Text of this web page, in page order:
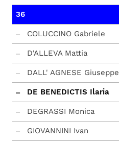
36
COLUCCINO Gabriele
D'ALLEVA Mattia
DALL' AGNESE Giuseppe
DE BENEDICTIS Ilaria
DEGRASSI Monica
GIOVANNINI Ivan